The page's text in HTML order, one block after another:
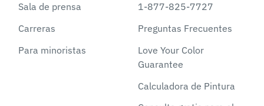
Sala de prensa
Carreras
Para minoristas
1-877-825-7727
Preguntas Frecuentes
Love Your Color
Guarantee
Calculadora de Pintura